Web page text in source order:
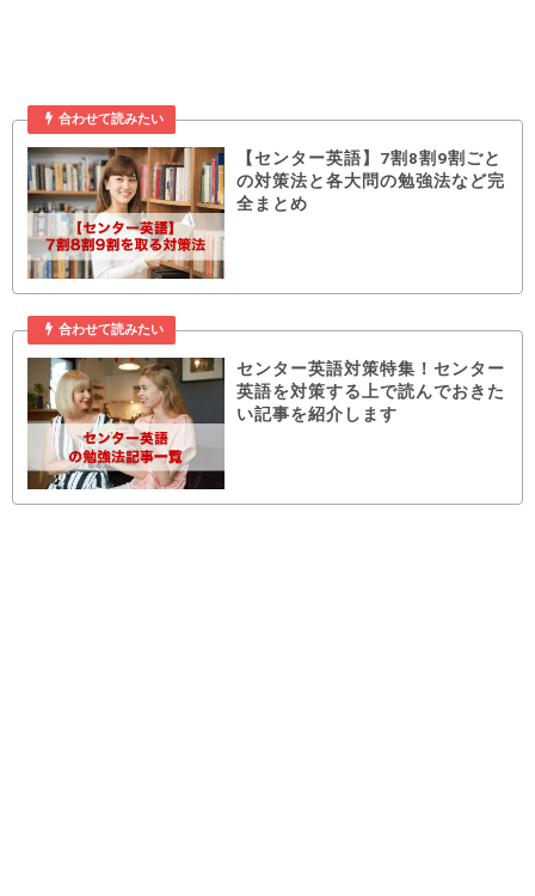
合わせて読みたい
【センター英語】7割8割9割ごと
の対策法と各大問の勉強法など完
全まとめ
合わせて読みたい
センター英語対策特集！センター
英語を対策する上で読んでおきた
い記事を紹介します